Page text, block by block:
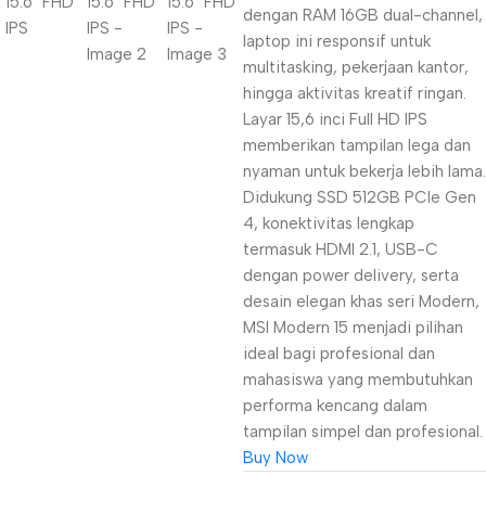
dengan RAM 16GB dual-channel,
laptop ini responsif untuk
multitasking, pekerjaan kantor,
hingga aktivitas kreatif ringan.
Layar 15,6 inci Full HD IPS
memberikan tampilan lega dan
nyaman untuk bekerja lebih lama.
Didukung SSD 512GB PCIe Gen
4, konektivitas lengkap
termasuk HDMI 2.1, USB-C
dengan power delivery, serta
desain elegan khas seri Modern,
MSI Modern 15 menjadi pilihan
ideal bagi profesional dan
mahasiswa yang membutuhkan
performa kencang dalam
tampilan simpel dan profesional.
Buy Now